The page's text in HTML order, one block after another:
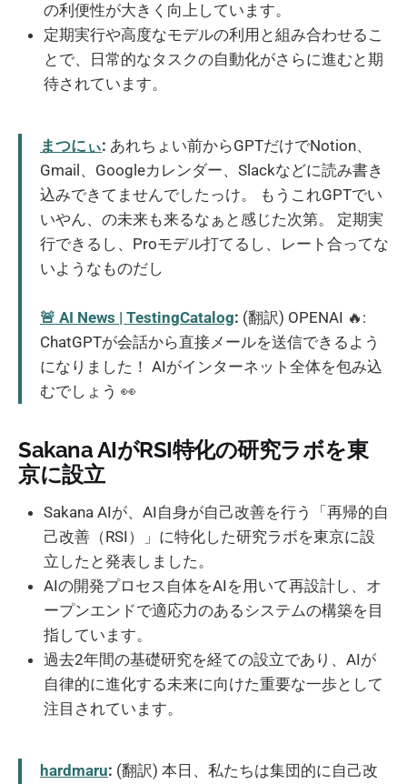
の利便性が大きく向上しています。
定期実行や高度なモデルの利用と組み合わせるこ
とで、日常的なタスクの自動化がさらに進むと期
待されています。
まつにぃ: あれちょい前からGPTだけでNotion、
Gmail、Googleカレンダー、Slackなどに読み書き
込みできてませんでしたっけ。 もうこれGPTでい
いやん、の未来も来るなぁと感じた次第。 定期実
行できるし、Proモデル打てるし、レート合ってな
いようなものだし
🚨 AI News | TestingCatalog: (翻訳) OPENAI 🔥:
ChatGPTが会話から直接メールを送信できるよう
になりました！ AIがインターネット全体を包み込
むでしょう 👀
Sakana AIがRSI特化の研究ラボを東
京に設立
Sakana AIが、AI自身が自己改善を行う「再帰的自
己改善（RSI）」に特化した研究ラボを東京に設
立したと発表しました。
AIの開発プロセス自体をAIを用いて再設計し、オ
ープンエンドで適応力のあるシステムの構築を目
指しています。
過去2年間の基礎研究を経ての設立であり、AIが
自律的に進化する未来に向けた重要な一歩として
注目されています。
hardmaru: (翻訳) 本日、私たちは集団的に自己改